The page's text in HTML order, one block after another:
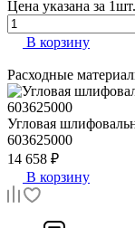
Цена указана за
В корзину
Расходные
Угловая
603625000
14 658 ₽
В корзину